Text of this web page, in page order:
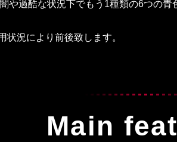
や過酷な状況下でもう1種類の6つの青
状況により前後致します。
Main